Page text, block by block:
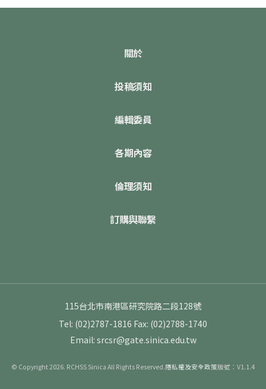
關於
投稿須知
編輯委員
各期內容
倫理須知
訂購與聯繫
115台北市南港區研究院路二段128號
Tel: (02)2787-1816 Fax: (02)2788-1740
Email: srcsr@gate.sinica.edu.tw
© Copyright 2026. RCHSS Sinica All Rights Reserved.隱私權及安全政策版號：V1.1.4